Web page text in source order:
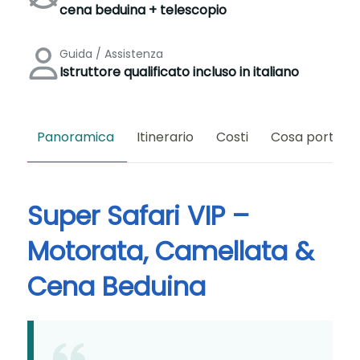
cena beduina + telescopio
Guida / Assistenza
Istruttore qualificato incluso in italiano
Panoramica Itinerario Costi Cosa portare
Super Safari VIP –
Motorata, Camellata &
Cena Beduina